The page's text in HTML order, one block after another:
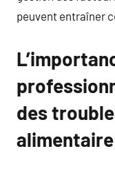
peuvent entraîner
des
alimentaire